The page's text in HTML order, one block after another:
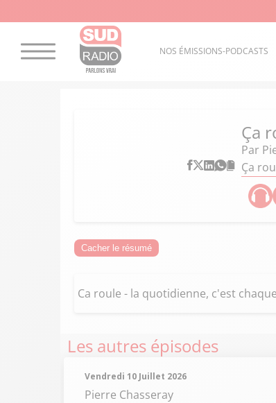
NOS ÉMISSIONS-PODCASTS
Ça
Par
Ça
Cacher le résumé
Ca roule - la quotidienne, c'est
Les autres épisodes
Vendredi 10 Juillet 2026
Pierre Chasseray